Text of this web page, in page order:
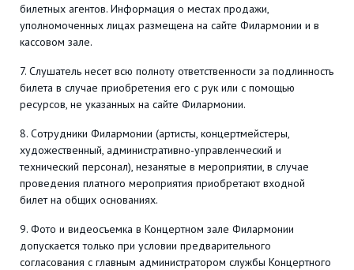
билетных агентов. Информация о местах продажи,
уполномоченных лицах размещена на сайте Филармонии и в
кассовом зале.
7. Слушатель несет всю полноту ответственности за подлинность
билета в случае приобретения его с рук или с помощью
ресурсов, не указанных на сайте Филармонии.
8. Сотрудники Филармонии (артисты, концертмейстеры,
художественный, административно-управленческий и
технический персонал), незанятые в мероприятии, в случае
проведения платного мероприятия приобретают входной
билет на общих основаниях.
9. Фото и видеосъемка в Концертном зале Филармонии
допускается только при условии предварительного
согласования с главным администратором службы Концертного